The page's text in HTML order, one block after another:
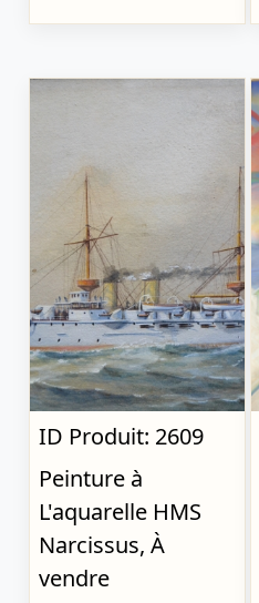
ID Produit: 2609
Peinture à
L'aquarelle HMS
Narcissus, À
vendre